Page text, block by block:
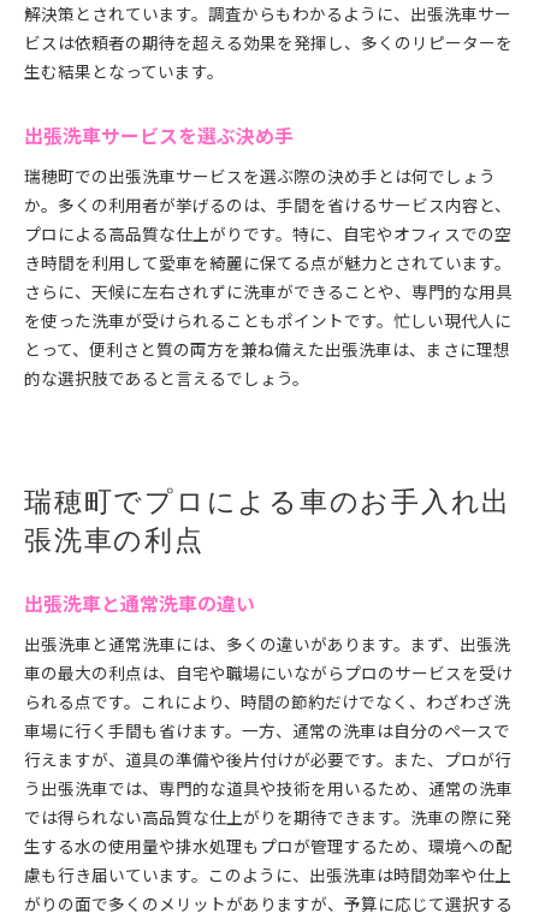
解決策とされています。調査からもわかるように、出張洗車サー
ビスは依頼者の期待を超える効果を発揮し、多くのリピーターを
生む結果となっています。
出張洗車サービスを選ぶ決め手
瑞穂町での出張洗車サービスを選ぶ際の決め手とは何でしょう
か。多くの利用者が挙げるのは、手間を省けるサービス内容と、
プロによる高品質な仕上がりです。特に、自宅やオフィスでの空
き時間を利用して愛車を綺麗に保てる点が魅力とされています。
さらに、天候に左右されずに洗車ができることや、専門的な用具
を使った洗車が受けられることもポイントです。忙しい現代人に
とって、便利さと質の両方を兼ね備えた出張洗車は、まさに理想
的な選択肢であると言えるでしょう。
瑞穂町でプロによる車のお手入れ出
張洗車の利点
出張洗車と通常洗車の違い
出張洗車と通常洗車には、多くの違いがあります。まず、出張洗
車の最大の利点は、自宅や職場にいながらプロのサービスを受け
られる点です。これにより、時間の節約だけでなく、わざわざ洗
車場に行く手間も省けます。一方、通常の洗車は自分のペースで
行えますが、道具の準備や後片付けが必要です。また、プロが行
う出張洗車では、専門的な道具や技術を用いるため、通常の洗車
では得られない高品質な仕上がりを期待できます。洗車の際に発
生する水の使用量や排水処理もプロが管理するため、環境への配
慮も行き届いています。このように、出張洗車は時間効率や仕上
がりの面で多くのメリットがありますが、予算に応じて選択する